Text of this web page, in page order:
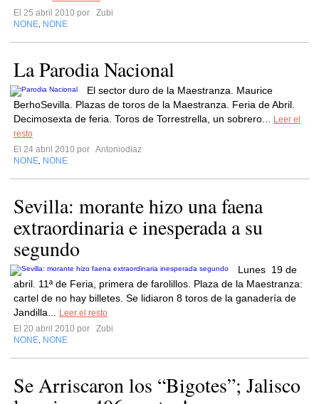
El 25 abril 2010 por
Zubi
NONE NONE
La Parodia Nacional
El sector duro de la Maestranza. Maurice
BerhoSevilla. Plazas de toros de la Maestranza. Feria de Abril.
Decimosexta de feria. Toros de Torrestrella, un sobrero...
Leer el
resto
El 24 abril 2010 por Antoniodiaz
NONE NONE
Sevilla: morante hizo una faena
extraordinaria e inesperada a su
segundo
Lunes 19 de
abril. 11ª de Feria, primera de farolillos. Plaza de la Maestranza:
cartel de no hay billetes. Se lidiaron 8 toros de la ganadería de
Jandilla...
Leer el resto
El 20 abril 2010 por
Zubi
NONE NONE
Se Arriscaron los “Bigotes”; Jalisco